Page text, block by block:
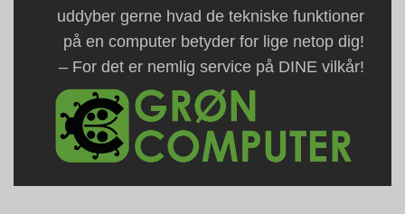
uddyber gerne hvad de tekniske funktioner
på en computer betyder for lige netop dig!
– For det er nemlig service på DINE vilkår!